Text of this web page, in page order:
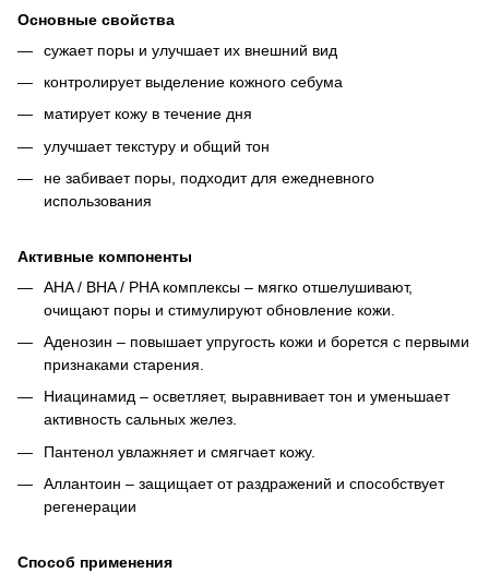
Основные свойства
сужает поры и улучшает их внешний вид
контролирует выделение кожного себума
матирует кожу в течение дня
улучшает текстуру и общий тон
не забивает поры, подходит для ежедневного
использования
Активные компоненты
AHA / BHA / PHA комплексы – мягко отшелушивают,
очищают поры и стимулируют обновление кожи.
Аденозин – повышает упругость кожи и борется с первыми
признаками старения.
Ниацинамид – осветляет, выравнивает тон и уменьшает
активность сальных желез.
Пантенол увлажняет и смягчает кожу.
Аллантоин – защищает от раздражений и способствует
регенерации
Способ применения